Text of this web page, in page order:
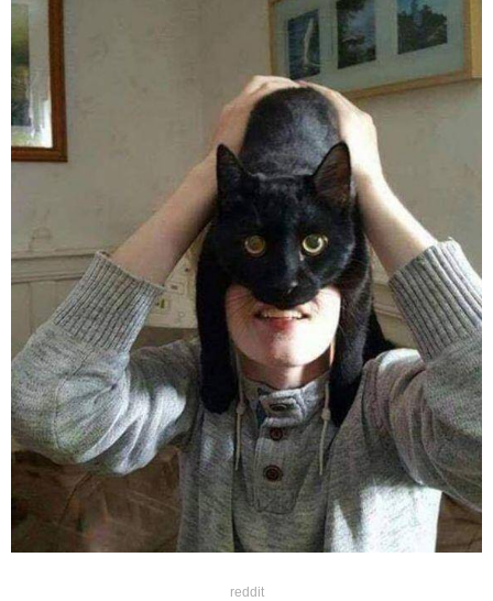
reddit